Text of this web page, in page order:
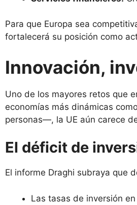
Para que Europa sea
fortalecerá su posición como
Innovación,
Uno de los mayores retos que
economías más dinámicas
personas—, la UE aún carece
El déficit de
El informe Draghi subraya que
Las tasas de inversión